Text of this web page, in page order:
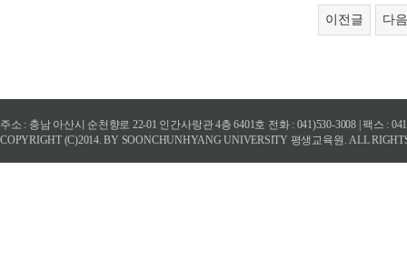
이전글 다
주소 : 충남 아산시 순천향로 22-01 인간사랑관 4층 6401호 전화 : 041)530-3008 | 팩스 :
COPYRIGHT (C)2014. BY SOONCHUNHYANG UNIVERSITY 평생교육원. ALL